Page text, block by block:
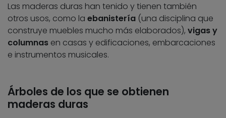
Las maderas duras han tenido y tienen también
otros usos, como la ebanistería (una disciplina que
construye muebles mucho más elaborados), vigas y
columnas en casas y edificaciones, embarcaciones
e instrumentos musicales.
Árboles de los que se obtienen
maderas duras